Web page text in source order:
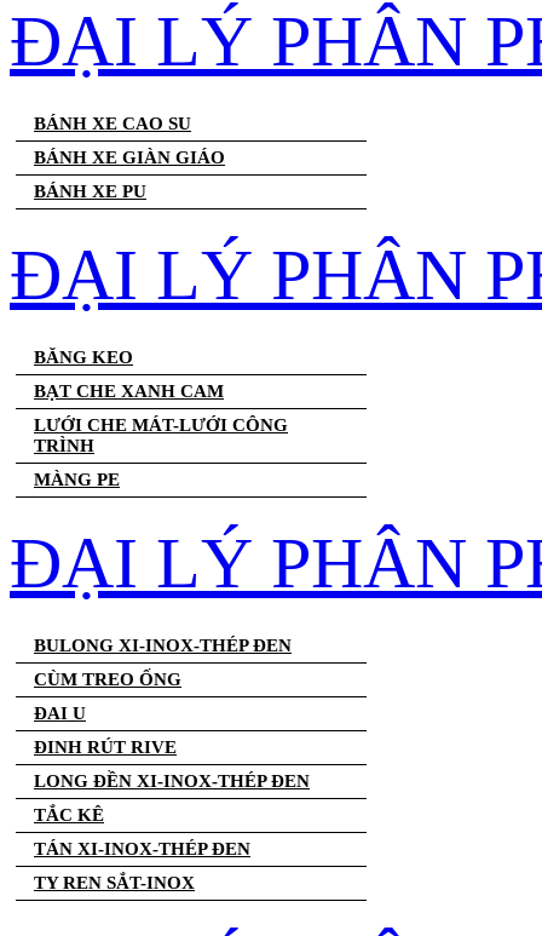
ĐẠI LÝ PHÂN
BÁNH XE CAO SU
BÁNH XE GIÀN GIÁO
BÁNH XE PU
ĐẠI LÝ PHÂN
BĂNG KEO
BẠT CHE XANH CAM
LƯỚI CHE MÁT-LƯỚI CÔNG
TRÌNH
MÀNG PE
ĐẠI LÝ PHÂN
BULONG XI-INOX-THÉP ĐEN
CÙM TREO ỐNG
ĐAI U
ĐINH RÚT RIVE
LONG ĐỀN XI-INOX-THÉP ĐEN
TẮC KÊ
TÁN XI-INOX-THÉP ĐEN
TY REN SẮT-INOX